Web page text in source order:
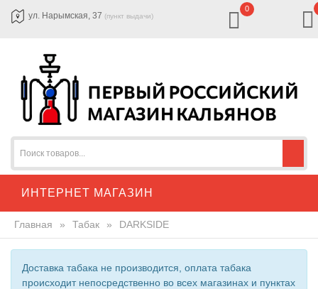
ул. Нарымская, 37 (пункт выдачи)
0
ИНТЕРНЕТ МАГАЗИН
Главная » Табак » DARKSIDE
Доставка табака не производится, оплата табака
происходит непосредственно во всех магазинах и пунктах